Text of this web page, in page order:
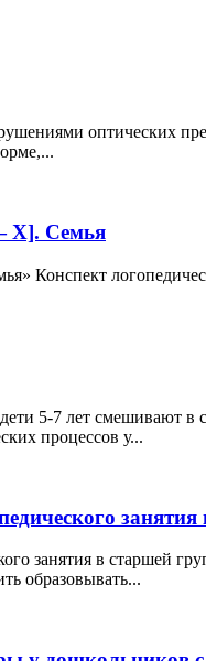
оптических
Х]. Семья
Конспект
5-7 лет смешивают в
процессов у...
занятия в старшей
образовывать...